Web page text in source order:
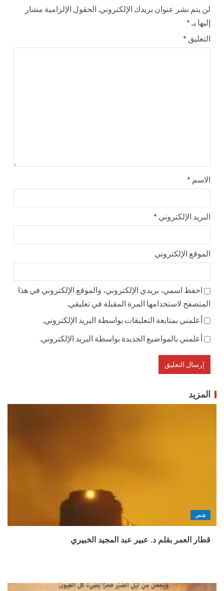
لن يتم نشر عنوان بريدك الإلكتروني. الحقول الإلزامية مشار
إليها بـ *
التعليق *
الاسم *
البريد الإلكتروني *
الموقع الإلكتروني
احفظ اسمي، بريدي الإلكتروني، والموقع الإلكتروني في هذا
المتصفح لاستخدامها المرة المقبلة في تعليقي.
أعلمني بمتابعة التعليقات بواسطة البريد الإلكتروني.
أعلمني بالمواضيع الجديدة بواسطة البريد الإلكتروني.
المزيد
شعر
قطار العمر بقلم د. عبير عبد المجيد الخبيري